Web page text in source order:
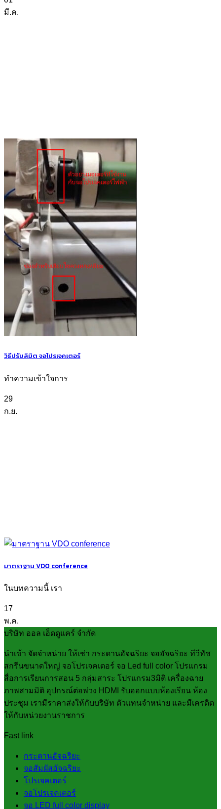
มี.ค.
วิธีปรับลิมิต จอโปรเจคเตอร์
ทำความเข้าใจการ
29
ก.ย.
มาตราฐาน VDO conference
ในบทความนี้ เรา
17
พ.ค.
บริษัท ออล เอ็ดดูแคร์ จำกัด
นำเข้า จัดจำหน่าย ให้เช่า กระดานอัจฉริยะ จออัจฉริยะ ทีวีทัช
สกรีนขนาดใหญ่ จอโปรเจคเตอร์ จอ Led full color โปรแกรม
สื่อการเรียนการสอน 5 กลุ่มสาระ โปรแกรม3มิติ เครื่องฉาย
ภาพสามมิติ อุปกรณ์ต่อพ่วง HDMI รับออกแบบห้องเรียน ห้อง
ประชุม เรามีราคาส่งให้กับบริษัท ตัวแทนจำหน่าย และมีเครดิต
ให้กับหน่วยงานราชการ
Fast link
กระดานอัจฉริยะ
จอสัมผัสอัจฉริยะ
โปรเจคเตอร์
จอโปรเจคเตอร์
จอ LED full color display